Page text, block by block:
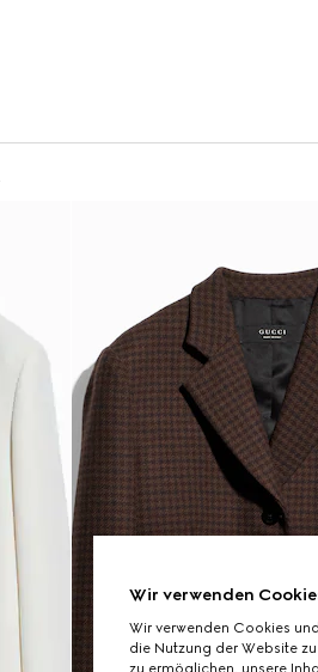
Wir verwenden
Wir verwenden Cookies
die Nutzung der Website
zu ermöglichen, unsere